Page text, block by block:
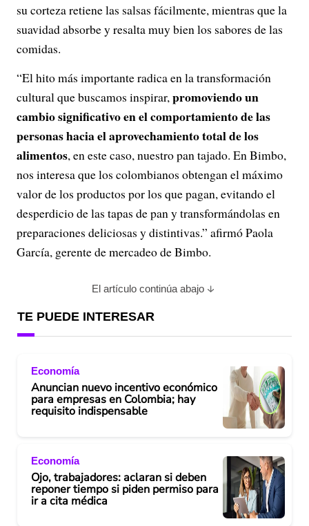
su corteza retiene las salsas fácilmente, mientras que la
suavidad absorbe y resalta muy bien los sabores de las
comidas.
“El hito más importante radica en la transformación
cultural que buscamos inspirar,promoviendo un
cambio significativo en el comportamiento de las
personas hacia el aprovechamiento total de los
alimentos, en este caso, nuestro pan tajado. En Bimbo,
nos interesa que los colombianos obtengan el máximo
valor de los productos por los que pagan, evitando el
desperdicio de las tapas de pan y transformándolas en
preparaciones deliciosas y distintivas.” afirmó Paola
García, gerente de mercadeo de Bimbo.
El artículo continúa abajo
TE PUEDE INTERESAR
Economía
Anuncian nuevo incentivo económico
para empresas en Colombia; hay
requisito indispensable
Economía
Ojo, trabajadores: aclaran si deben
reponer tiempo si piden permiso para
ir a cita médica